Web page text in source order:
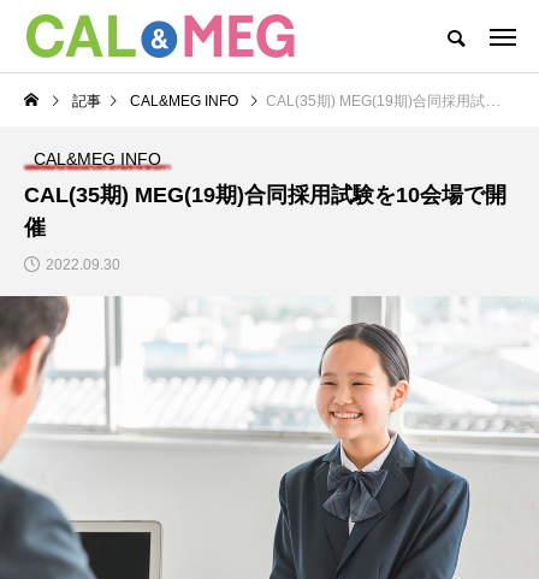
CAL&MEGがお届けするWEBマガジン
CAL&MEG INFO CAL’s DAYS MEG’s DAYS 本社
カテゴリー新着記事
CAL’s DAYS
CAL(キャル)職場見学
会開催中！
CAL&ME
MEG(メグ)オンライン
企業説明会開催！
記事 CAL&MEG INFO CAL(35期) MEG(19期)合同採用試験を10会場で開催
CAL&MEG INFO
CAL(35期) MEG(19期)合同採用試験を10会場で開
催
2022.09.30